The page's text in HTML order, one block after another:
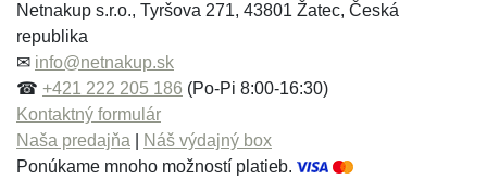
Netnakup s.r.o., Tyršova 271, 43801 Žatec, Česká
republika
✉ info@netnakup.sk
☎ +421 222 205 186 (Po-Pi 8:00-16:30)
Kontaktný formulár
Naša predajňa
Náš výdajný box
Ponúkame mnoho možností platieb.